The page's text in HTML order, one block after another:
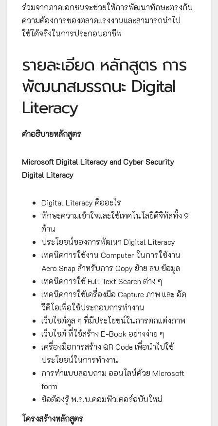
ร่วมจากภาคเอกชนจะช่วยให้การพัฒนาทักษะตรงกับ
ความต้องการของตลาดแรงงานและสามารถนำไป
ใช้ได้จริงในการประกอบอาชีพ
รายละเอียด หลักสูตร การ
พัฒนาสมรรถนะ Digital
Literacy
คำอธิบายหลักสูตร
Microsoft Digital Literacy and Cyber Security
Digital Literacy
Digital Literacy คืออะไร
ทักษะความเข้าใจและใช้เทคโนโลยีดิจิทัลทั้ง 9
ด้าน
ประโยชน์ของการพัฒนา Digital Literacy
เทคนิคการใช้งาน Computer ในการใช้งาน
Aero Snap สำหรับการ Copy ย้าย ลบ ข้อมูล
เทคนิคการใช้ Full Text Search ต่าง ๆ
เทคนิคการใช้เครื่องมือ Capture ภาพ และ อัด
วีดีโอเพื่อใช้ประกอบการทำงาน
เว็บไซต์คูล ๆ ที่มีประโยชน์ในการตกแต่งภาพ
เว็บไซต์ ที่ใช้สร้าง E-Book อย่างง่าย ๆ
เครื่องมือการสร้าง QR Code เพื่อนำไปใช้
ประโยชน์ในการทำงาน
การทำแบบสอบถาม ออนไลน์ด้วย Microsoft
form
ข้อต้องรู้ พ.ร.บ.​คอมพิวเตอร์ฉบับใหม่
โครงสร้างหลักสูตร